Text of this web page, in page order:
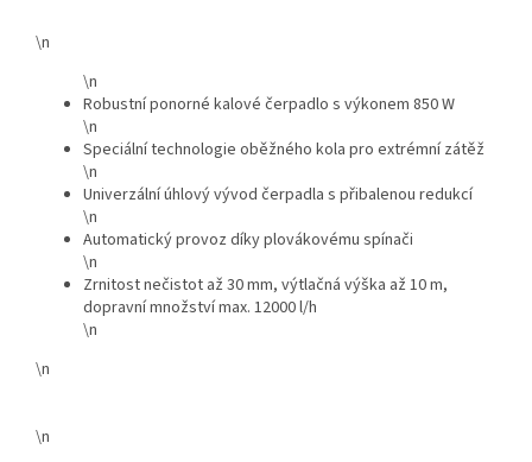
\n
\n
Robustní ponorné kalové čerpadlo s výkonem 850 W
\n
Speciální technologie oběžného kola pro extrémní zátěž
\n
Univerzální úhlový vývod čerpadla s přibalenou redukcí
\n
Automatický provoz díky plovákovému spínači
\n
Zrnitost nečistot až 30 mm, výtlačná výška až 10 m,
dopravní množství max. 12000 l/h
\n
\n
\n